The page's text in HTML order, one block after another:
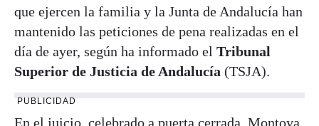
que ejercen la familia y la Junta de Andalucía han
mantenido las peticiones de pena realizadas en el
día de ayer, según ha informado el Tribunal
Superior de Justicia de Andalucía (TSJA).
PUBLICIDAD
En el juicio, celebrado a puerta cerrada, Montoya